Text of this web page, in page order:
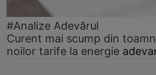
#Analize Adevărul
Curent mai scump din
noilor tarife la energie